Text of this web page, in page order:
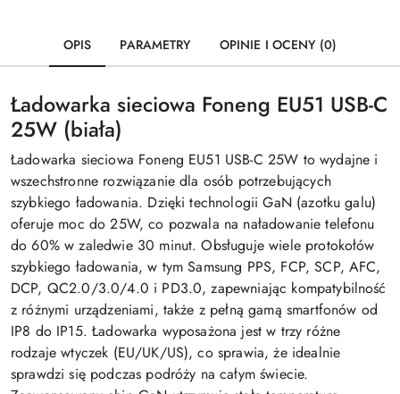
OPIS PARAMETRY OPINIE I OCENY (0)
Ładowarka sieciowa Foneng EU51 USB-C
25W (biała)
Ładowarka sieciowa Foneng EU51 USB-C 25W to wydajne i
wszechstronne rozwiązanie dla osób potrzebujących
szybkiego ładowania. Dzięki technologii GaN (azotku galu)
oferuje moc do 25W, co pozwala na naładowanie telefonu
do 60% w zaledwie 30 minut. Obsługuje wiele protokołów
szybkiego ładowania, w tym Samsung PPS, FCP, SCP, AFC,
DCP, QC2.0/3.0/4.0 i PD3.0, zapewniając kompatybilność
z różnymi urządzeniami, także z pełną gamą smartfonów od
IP8 do IP15. Ładowarka wyposażona jest w trzy różne
rodzaje wtyczek (EU/UK/US), co sprawia, że idealnie
sprawdzi się podczas podróży na całym świecie.